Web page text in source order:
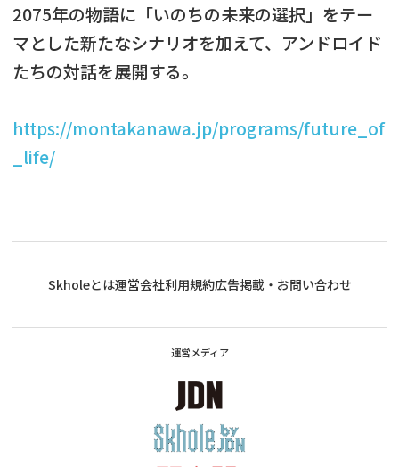
2075年の物語に「いのちの未来の選択」をテー
マとした新たなシナリオを加えて、アンドロイド
たちの対話を展開する。
https://montakanawa.jp/programs/future_of
_life/
Skholeとは運営会社利用規約広告掲載・お問い合わせ
運営メディア